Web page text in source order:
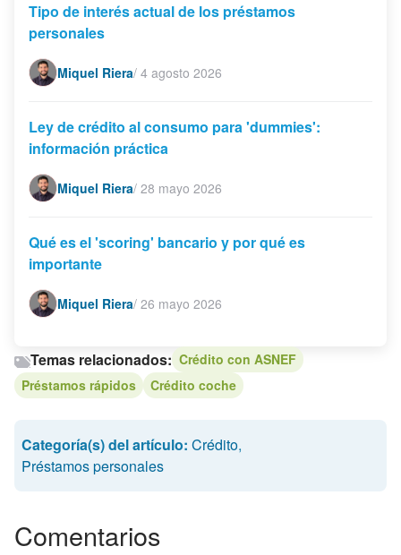
Tipo de interés actual de los préstamos
personales
Miquel Riera/ 4 agosto 2026
Ley de crédito al consumo para 'dummies':
información práctica
Miquel Riera/ 28 mayo 2026
Qué es el 'scoring' bancario y por qué es
importante
Miquel Riera/ 26 mayo 2026
Temas relacionados: Crédito con ASNEF
Préstamos rápidos
Crédito coche
Categoría(s) del artículo: Crédito,
Préstamos personales
Comentarios